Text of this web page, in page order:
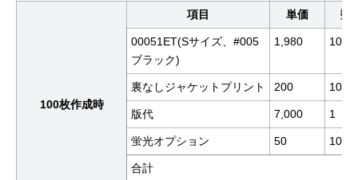
100枚作成時
項目 単価 数
00051ET(Sサイズ、#005
ブラック)
1,980 100
裏なしジャケットプリント 200 100
版代 7,000 1
蛍光オプション 50 100
合計